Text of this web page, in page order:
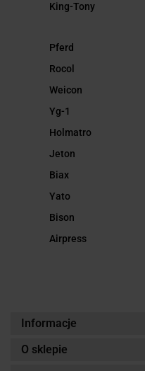
King-Tony
Pferd
Rocol
Weicon
Yg-1
Holmatro
Jeton
Biax
Yato
Bison
Airpress
Informacje
O sklepie